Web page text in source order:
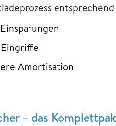
entsprechend
Amortisation
– das